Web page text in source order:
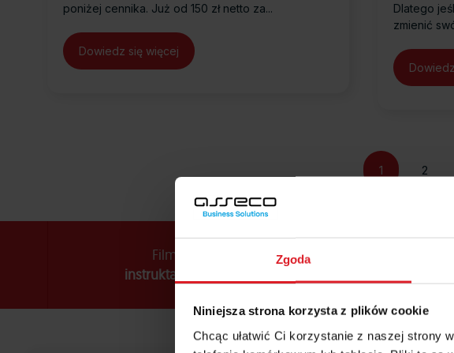
Zgoda
Niniejsza strona korzysta z plików cookie
Chcąc ułatwić Ci korzystanie z naszej strony
poniżej cennika. Już od 150 zł netto za...
Dowiedz się więcej about Oprogramowanie dla biur rachunkowych
Dlatego
zmienić
1 2
Filmy
instruktażowe